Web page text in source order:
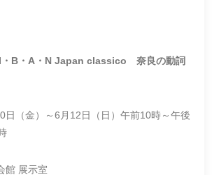
I・B・A・N Japan classico 奈良の動詞
日（金）～6月12日（日）午前10時～午後
館 展示室